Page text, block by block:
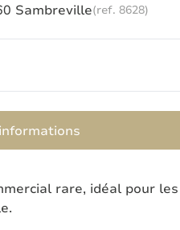
Sambreville(ref. 8628)
rare, idéal pour les